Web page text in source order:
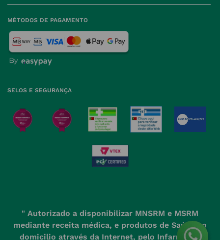
Política de Privacidade
Política de Cookies
Política de Devoluções
Farmácias perto de si
MÉTODOS DE PAGAMENTO
SELOS E SEGURANÇA
" Autorizado a disponibilizar MNSRM e MSRM
mediante receita médica, e produtos de Saúde ao
domicilio através da Internet, pelo Infarmed. "